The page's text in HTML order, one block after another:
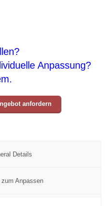
Anpassung?
anfordern
Details
zum Anpassen